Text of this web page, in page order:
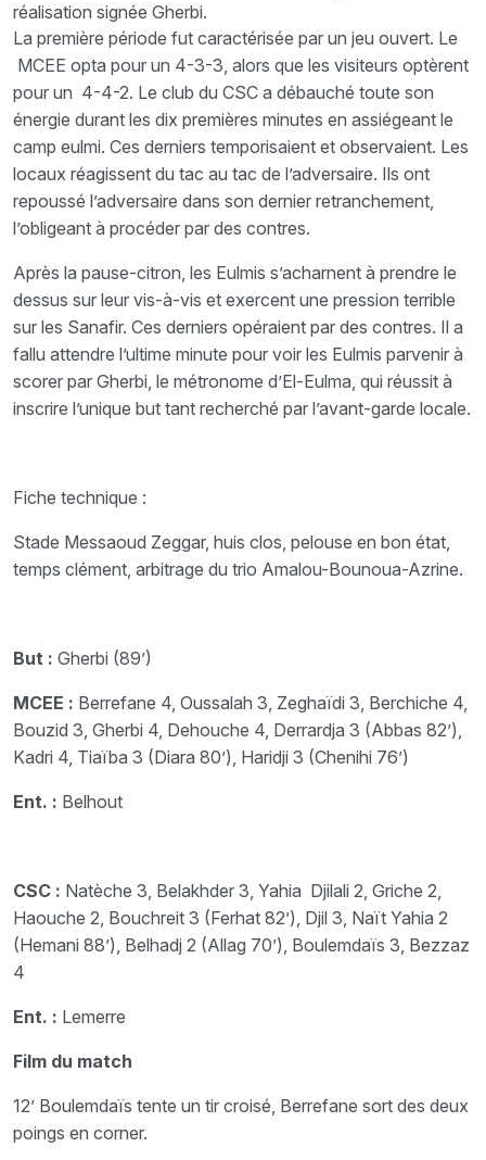
réalisation signée Gherbi.
La première période fut caractérisée par un jeu ouvert. Le
MCEE opta pour un 4-3-3, alors que les visiteurs optèrent
pour un 4-4-2. Le club du CSC a débauché toute son
énergie durant les dix premières minutes en assiégeant le
camp eulmi. Ces derniers temporisaient et observaient. Les
locaux réagissent du tac au tac de l’adversaire. Ils ont
repoussé l’adversaire dans son dernier retranchement,
l’obligeant à procéder par des contres.
Après la pause-citron, les Eulmis s’acharnent à prendre le
dessus sur leur vis-à-vis et exercent une pression terrible
sur les Sanafir. Ces derniers opéraient par des contres. Il a
fallu attendre l’ultime minute pour voir les Eulmis parvenir à
scorer par Gherbi, le métronome d’El-Eulma, qui réussit à
inscrire l’unique but tant recherché par l’avant-garde locale.
Fiche technique :
Stade Messaoud Zeggar, huis clos, pelouse en bon état,
temps clément, arbitrage du trio Amalou-Bounoua-Azrine.
But : Gherbi (89’)
MCEE : Berrefane 4, Oussalah 3, Zeghaïdi 3, Berchiche 4,
Bouzid 3, Gherbi 4, Dehouche 4, Derrardja 3 (Abbas 82’),
Kadri 4, Tiaïba 3 (Diara 80’), Haridji 3 (Chenihi 76’)
Ent. : Belhout
CSC : Natèche 3, Belakhder 3, Yahia Djilali 2, Griche 2,
Haouche 2, Bouchreit 3 (Ferhat 82’), Djil 3, Naït Yahia 2
(Hemani 88’), Belhadj 2 (Allag 70’), Boulemdaïs 3, Bezzaz
4
Ent. : Lemerre
Film du match
12’ Boulemdaïs tente un tir croisé, Berrefane sort des deux
poings en corner.